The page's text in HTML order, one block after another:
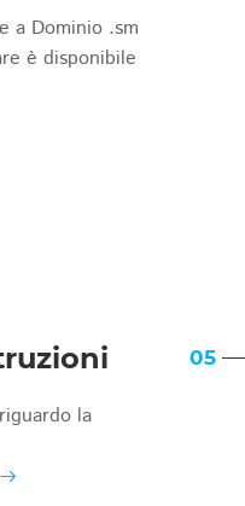
a Dominio .sm
è disponibile
la
05